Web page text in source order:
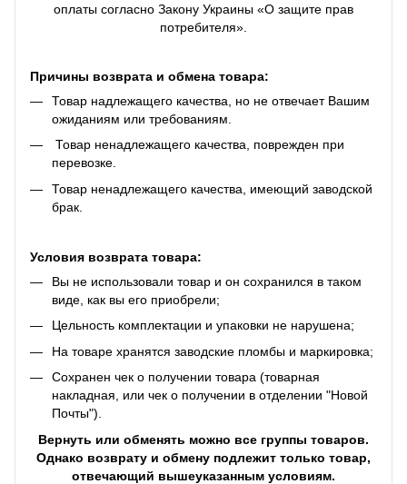
оплаты согласно Закону Украины «О защите прав
потребителя».
Причины возврата и обмена товара:
Товар надлежащего качества, но не отвечает Вашим
ожиданиям или требованиям.
Товар ненадлежащего качества, поврежден при
перевозке.
Товар ненадлежащего качества, имеющий заводской
брак.
Условия возврата товара:
Вы не использовали товар и он сохранился в таком
виде, как вы его приобрели;
Цельность комплектации и упаковки не нарушена;
На товаре хранятся заводские пломбы и маркировка;
Сохранен чек о получении товара (товарная
накладная, или чек о получении в отделении "Новой
Почты").
Вернуть или обменять можно все группы товаров.
Однако возврату и обмену подлежит только товар,
отвечающий вышеуказанным условиям.